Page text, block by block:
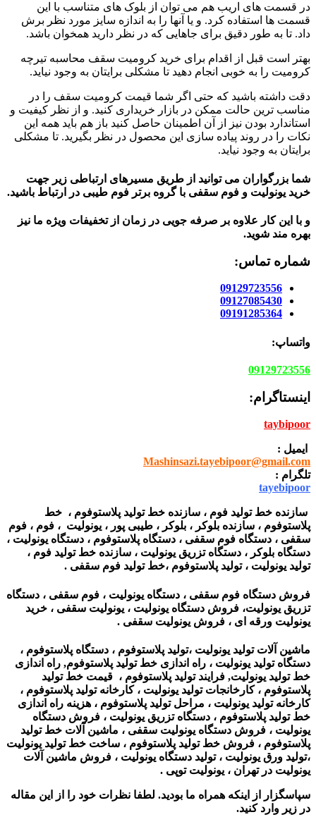
در قسمت های اریب هم می توان از بلوک های متناسب با این
قسمت ها استفاده کرد. و یا آنها را به اندازه سایز مورد نظر برش
داد. تا به طور دقیق برای جاهایی که در نظر دارید همخوان باشد.
بهتر است قبل از اقدام برای خرید کرومیت سقف محاسبه تیرچه
کرومیت را به خوبی انجام دهید تا مشکلی برایتان به وجود نیاید.
دقت داشته باشید که حتی اگر شما قیمت کرومیت سقف را در
مناسب ترین حالت ممکن در بازار خریداری کنید. و از نظر کیفیت و
استاندارد بودن نیز از آن اطمینان حاصل کنید باز هم باید همه این
نکات را در روند پیاده سازی این محصول در نظر بگیرید. تا مشکلی
برایتان به وجود نیاید.
شما بزرگواران می توانید از طریق مسیرهای ارتباطی زیر جهت
خرید یونولیت و فوم سقفی با گروه برتر فوم طیبی در ارتباط باشید.
و با این کار علاوه بر صرفه جویی در زمان از تخفیفات ویژه ما نیز
بهره مند شوید.
شماره تماس:
09129723556
09127085430
09191285364
واتساپ:
09129723556
اینستاگرام:
taybipoor
ایمیل :
Mashinsazi.tayebipoor@gmail.com
تلگرام :
tayebipoor
سازنده خط تولید فوم ، سازنده خط تولید پلاستوفوم ، خط
پلاستوفوم ، سازنده بلوکر ، بلوکر ، طیبی پور ، یونولیت ، فوم ، فوم
سقفی ، دستگاه فوم سقفی ، دستگاه پلاستوفوم ، دستگاه یونولیت ،
دستگاه بلوکر ، دستگاه تزریق یونولیت ، سازنده خط تولید فوم ،
تولید یونولیت ، تولید پلاستوفوم ،خط تولید فوم سقفی .
فروش دستگاه فوم سقفی ، دستگاه یونولیت ، فوم سقفی ، دستگاه
تزریق یونولیت، فروش دستگاه یونولیت ، یونولیت سقفی ، خرید
یونولیت ورقه ای ، فروش یونولیت سقفی .
ماشین آلات تولید یونولیت ،تولید پلاستوفوم ، دستگاه پلاستوفوم ،
دستگاه تولید یونولیت ، راه اندازی خط تولید پلاستوفوم, راه اندازی
خط تولید یونولیت, فرایند تولید پلاستوفوم ، قیمت خط تولید
پلاستوفوم ، کارخانجات تولید یونولیت ، کارخانه تولید پلاستوفوم ،
کارخانه تولید یونولیت ، مراحل تولید پلاستوفوم ، هزینه راه اندازی
خط تولید پلاستوفوم ، دستگاه تزریق یونولیت ، فروش دستگاه
یونولیت ، فروش دستگاه یونولیت سقفی ، ماشین آلات خط تولید
پلاستوفوم ، فروش خط تولید پلاستوفوم ، ساخت خط تولید یونولیت
،تولید ورق یونولیت ، تولید دستگاه یونولیت ، فروش ماشین آلات
یونولیت در تهران ، یونولیت توپی .
سپاسگزار از اینکه همراه ما بودید. لطفا نظرات خود را از این مقاله
در زیر وارد کنید.